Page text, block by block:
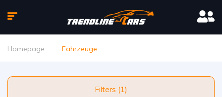
Homepage Fahrzeuge
Filters (1)